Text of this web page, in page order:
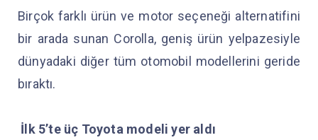
Birçok farklı ürün ve motor seçeneği alternatifini
bir arada sunan Corolla, geniş ürün yelpazesiyle
dünyadaki diğer tüm otomobil modellerini geride
bıraktı.
İlk 5’te üç Toyota modeli yer aldı